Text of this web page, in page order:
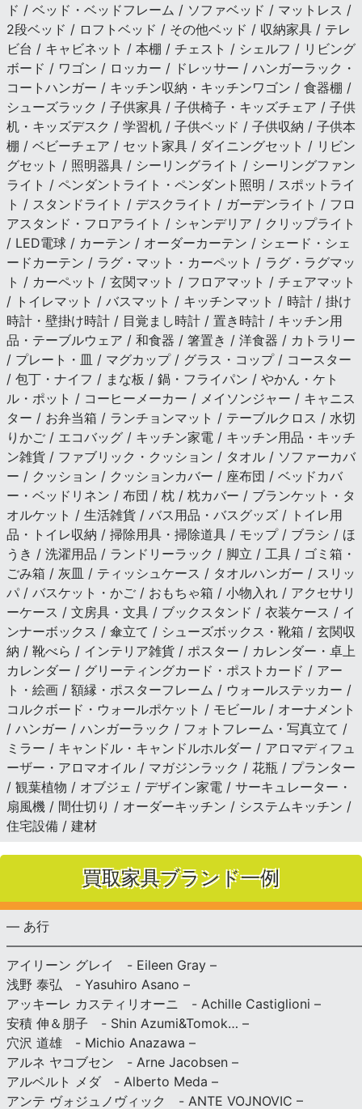
ド / ベッド・ベッドフレーム / ソファベッド / マットレス /
2段ベッド / ロフトベッド / その他ベッド / 収納家具 / テレ
ビ台 / キャビネット / 本棚 / チェスト / シェルフ / リビング
ボード / ワゴン / ロッカー / ドレッサー / ハンガーラック・
コートハンガー / キッチン収納・キッチンワゴン / 食器棚 /
シューズラック / 子供家具 / 子供椅子・キッズチェア / 子供
机・キッズデスク / 学習机 / 子供ベッド / 子供収納 / 子供本
棚 / ベビーチェア / セット家具 / ダイニングセット / リビン
グセット / 照明器具 / シーリングライト / シーリングファン
ライト / ペンダントライト・ペンダント照明 / スポットライ
ト / スタンドライト / デスクライト / ガーデンライト / フロ
アスタンド・フロアライト / シャンデリア / クリップライト
/ LED電球 / カーテン / オーダーカーテン / シェード・シェ
ードカーテン / ラグ・マット・カーペット / ラグ・ラグマッ
ト / カーペット / 玄関マット / フロアマット / チェアマット
/ トイレマット / バスマット / キッチンマット / 時計 / 掛け
時計・壁掛け時計 / 目覚まし時計 / 置き時計 / キッチン用
品・テーブルウェア / 和食器 / 箸置き / 洋食器 / カトラリー
/ プレート・皿 / マグカップ / グラス・コップ / コースター
/ 包丁・ナイフ / まな板 / 鍋・フライパン / やかん・ケト
ル・ポット / コーヒーメーカー / メイソンジャー / キャニス
ター / お弁当箱 / ランチョンマット / テーブルクロス / 水切
りかご / エコバッグ / キッチン家電 / キッチン用品・キッチ
ン雑貨 / ファブリック・クッション / タオル / ソファーカバ
ー / クッション / クッションカバー / 座布団 / ベッドカバ
ー・ベッドリネン / 布団 / 枕 / 枕カバー / ブランケット・タ
オルケット / 生活雑貨 / バス用品・バスグッズ / トイレ用
品・トイレ収納 / 掃除用具・掃除道具 / モップ / ブラシ / ほ
うき / 洗濯用品 / ランドリーラック / 脚立 / 工具 / ゴミ箱・
ごみ箱 / 灰皿 / ティッシュケース / タオルハンガー / スリッ
パ / バスケット・かご / おもちゃ箱 / 小物入れ / アクセサリ
ーケース / 文房具・文具 / ブックスタンド / 衣装ケース / イ
ンナーボックス / 傘立て / シューズボックス・靴箱 / 玄関収
納 / 靴べら / インテリア雑貨 / ポスター / カレンダー・卓上
カレンダー / グリーティングカード・ポストカード / アー
ト・絵画 / 額縁・ポスターフレーム / ウォールステッカー /
コルクボード・ウォールポケット / モビール / オーナメント
/ ハンガー / ハンガーラック / フォトフレーム・写真立て /
ミラー / キャンドル・キャンドルホルダー / アロマディフュ
ーザー・アロマオイル / マガジンラック / 花瓶 / プランター
/ 観葉植物 / オブジェ / デザイン家電 / サーキュレーター・
扇風機 / 間仕切り / オーダーキッチン / システムキッチン /
住宅設備 / 建材
買取家具ブランド一例
— あ行
アイリーン グレイ - Eileen Gray –
浅野 泰弘 - Yasuhiro Asano –
アッキーレ カスティリオーニ - Achille Castiglioni –
安積 伸＆朋子 - Shin Azumi&Tomok… –
穴沢 道雄 - Michio Anazawa –
アルネ ヤコブセン - Arne Jacobsen –
アルベルト メダ - Alberto Meda –
アンテ ヴォジュノヴィック - ANTE VOJNOVIC –